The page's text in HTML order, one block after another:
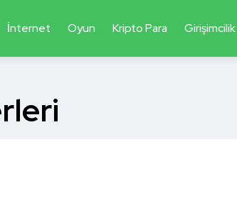
İnternet Oyun Kripto Para Girişimcilik